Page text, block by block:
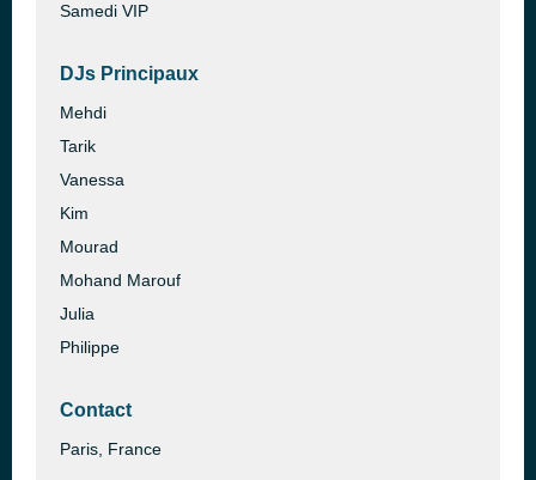
Samedi VIP
DJs Principaux
Mehdi
Tarik
Vanessa
Kim
Mourad
Mohand Marouf
Julia
Philippe
Contact
Paris, France